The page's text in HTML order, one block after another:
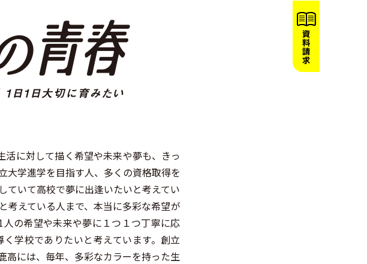
に対して描く希望や未来や夢も、きっ
大学進学を目指す人、多くの資格取得を
ていて高校で夢に出逢いたいと考えてい
考えている人まで、本当に多彩な希望が
の希望や未来や夢に１つ１つ丁寧に応
学校でありたいと考えています。創立
高には、毎年、多彩なカラーを持った生